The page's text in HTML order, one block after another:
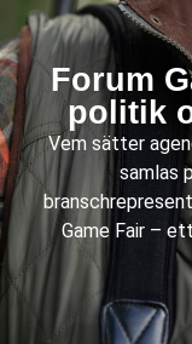
Forum
politik
Vem sätter
samlas
Game Fair –